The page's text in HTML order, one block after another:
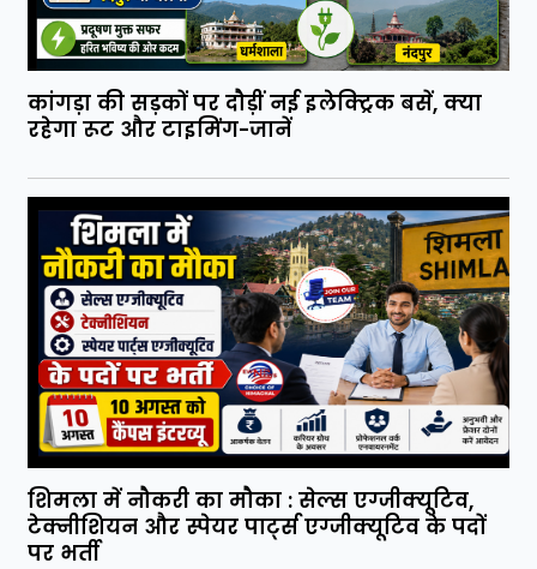
कांगड़ा की सड़कों पर दौड़ीं नई इलेक्ट्रिक बसें, क्या
रहेगा रूट और टाइमिंग-जानें
शिमला में नौकरी का मौका : सेल्स एग्जीक्यूटिव,
टेक्नीशियन और स्पेयर पार्ट्स एग्जीक्यूटिव के पदों
पर भर्ती